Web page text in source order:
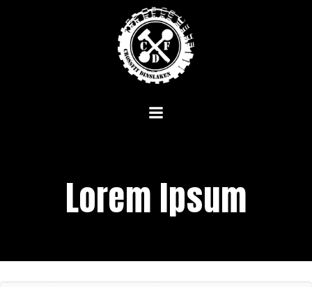
Zum
Inhalt
springen
Lorem Ipsum